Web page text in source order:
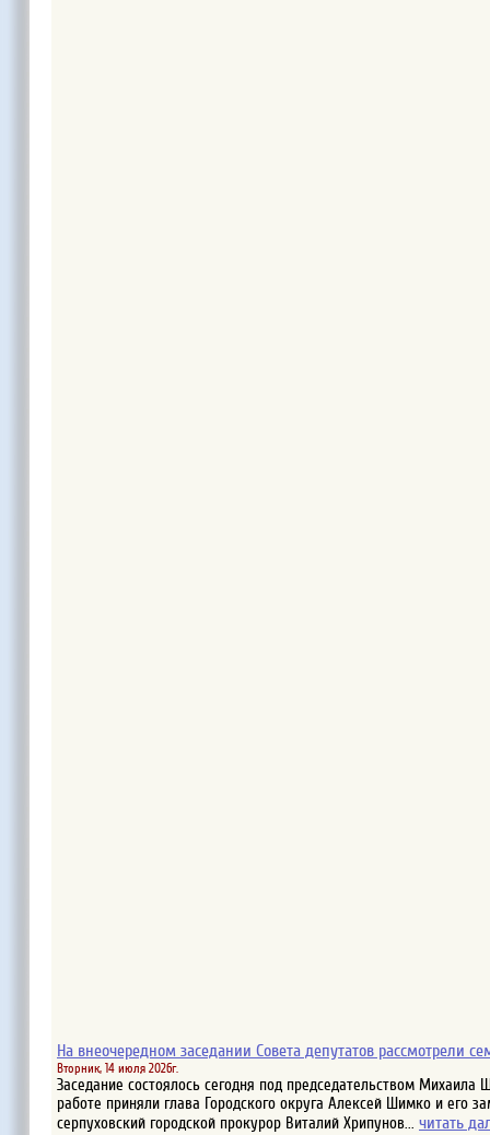
На внеочередном заседании Совета депутатов рассмотрели
Вторник, 14 июля 2026г.
Заседание состоялось сегодня под председательством Михаила
работе приняли глава Городского округа Алексей Шимко и его
серпуховский городской прокурор Виталий Хрипунов... читать